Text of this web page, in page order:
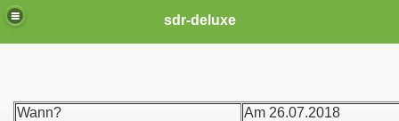
sdr-deluxe
Wann?
Am 26.07.2018